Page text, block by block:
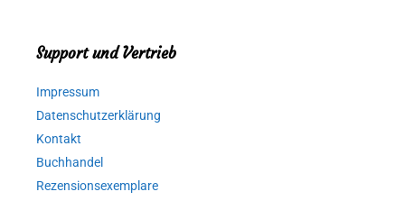
Support und Vertrieb
Impressum
Datenschutzerklärung
Kontakt
Buchhandel
Rezensionsexemplare